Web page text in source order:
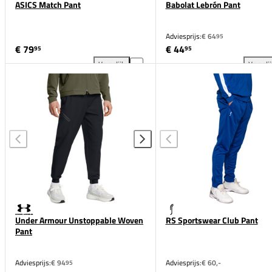
ASICS Match Pant
€ 7995
Vergelijk
ASICS Match Pant toevoegen aan vergelijking
Babolat Lebrón Pant
Adviesprijs:€ 6495
€ 4495
Under Armour Unstoppable Woven
Pant
Adviesprijs:€ 9495
RS Sportswear Club Pant
Adviesprijs:€ 60,-